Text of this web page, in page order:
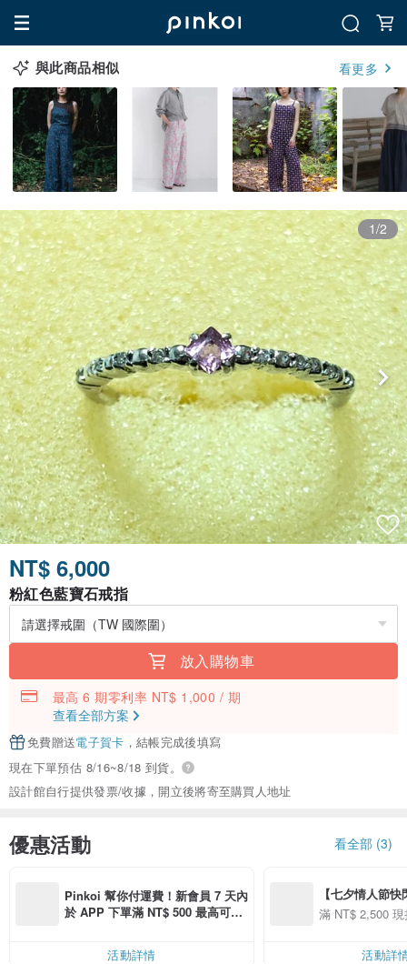
與此商品相似 看更多
1/2
NT$ 6,000
粉紅色藍寶石戒指
放入購物車
最高 6 期零利率 NT$ 1,000 / 期
查看全部方案
免費贈送電子賀卡 ，結帳完成後填寫
現在下單預估 8/16~8/18 到貨。
設計館自行提供發票/收據，開立後將寄至購買人地址
優惠活動 看全部 (3)
Pinkoi 幫你付運費！新會員 7 天內
於 APP 下單滿 NT$ 500 最高可折
活動詳情
【七夕情人節
用 APP 購買任
滿 NT$ 2,500
活動詳